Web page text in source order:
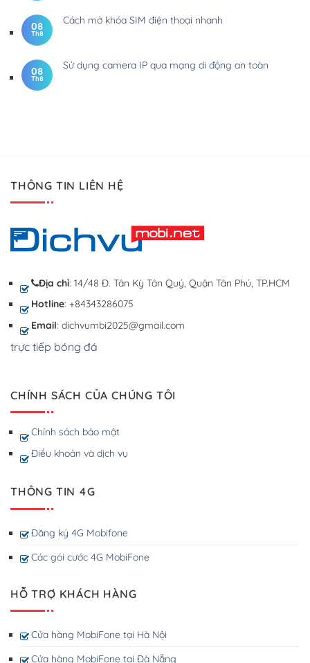
08
Th8
Cách mở khóa SIM điện thoại nhanh
08
Th8
Sử dụng camera IP qua mạng di động an toàn
THÔNG TIN LIÊN HỆ
Địa chỉ: 14/48 Đ. Tân Kỳ Tân Quý, Quận Tân Phú, TP.HCM
Hotline: +84343286075
Email: dichvumbi2025@gmail.com
trực tiếp bóng đá
CHÍNH SÁCH CỦA CHÚNG TÔI
Chính sách bảo mật
Điều khoản và dịch vụ
THÔNG TIN 4G
Đăng ký 4G Mobifone
Các gói cước 4G MobiFone
HỖ TRỢ KHÁCH HÀNG
Cửa hàng MobiFone tại Hà Nội
Cửa hàng MobiFone tại Đà Nẵng